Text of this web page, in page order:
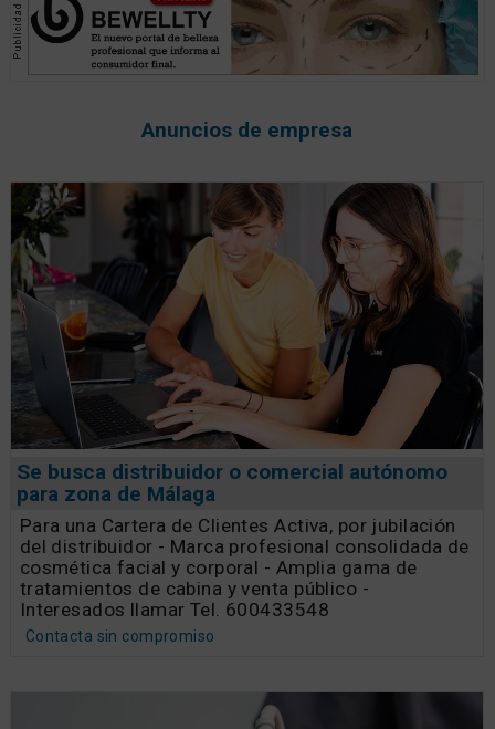
Anuncios de empresa
Se busca distribuidor o comercial autónomo
para zona de Málaga
Para una Cartera de Clientes Activa, por jubilación
del distribuidor - Marca profesional consolidada de
cosmética facial y corporal - Amplia gama de
tratamientos de cabina y venta público -
Interesados llamar Tel. 600433548
Contacta sin compromiso